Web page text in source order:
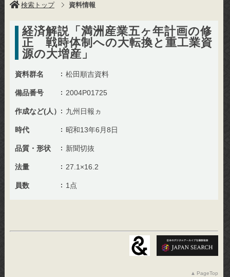
検索トップ 資料情報
経済解説「満洲産業五ヶ年計画の修
正 戦時体制への大転換と重工業資
源の大増産」
資料群名 松田順吉資料
備品番号 2004P01725
作成など(人） 九州日報ヵ
時代 昭和13年6月8日
品質・形状 新聞切抜
法量 27.1×16.2
員数 1点
PageTop